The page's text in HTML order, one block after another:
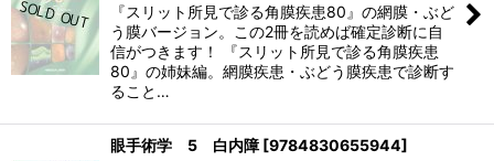
『スリット所見で診る角膜疾患80』の網膜・ぶど
う膜バージョン。この2冊を読めば確定診断に自
信がつきます！ 『スリット所見で診る角膜疾患
80』の姉妹編。網膜疾患・ぶどう膜疾患で診断す
ること…
眼手術学 5 白内障 [9784830655944]